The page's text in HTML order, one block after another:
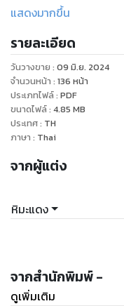
2.ปริศนาการหายตัวไป
3.การจัดฉากที่มีช่องโหว่
4.รักครั้งแรก
แสดงมากขึ้น
รายละเอียด
วันวางขาย : 09 มิ.ย. 2024
จำนวนหน้า : 136 หน้า
ประเภทไฟล์: PDF
ขนาดไฟล์: 4.85 MB
ประเทศ: TH
ภาษา : Thai
จากผู้แต่ง
หิมะแดง
จากสำนักพิมพ์ -
ดูเพิ่มเติม